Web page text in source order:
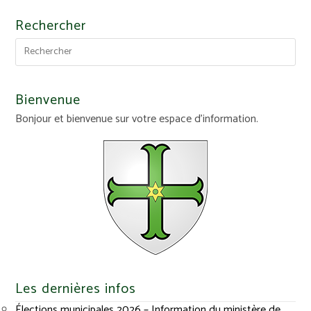
Rechercher
Bienvenue
Bonjour et bienvenue sur votre espace d'information.
Les dernières infos